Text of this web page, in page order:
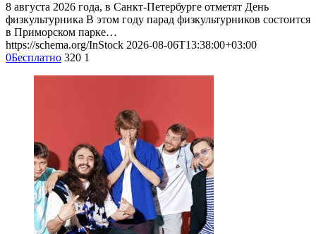
8 августа 2026 года, в Санкт-Петербурге отметят День
физкультурника В этом году парад физкультурников состоится
в Приморском парке…
https://schema.org/InStock 2026-08-06T13:38:00+03:00
0Бесплатно 320 1